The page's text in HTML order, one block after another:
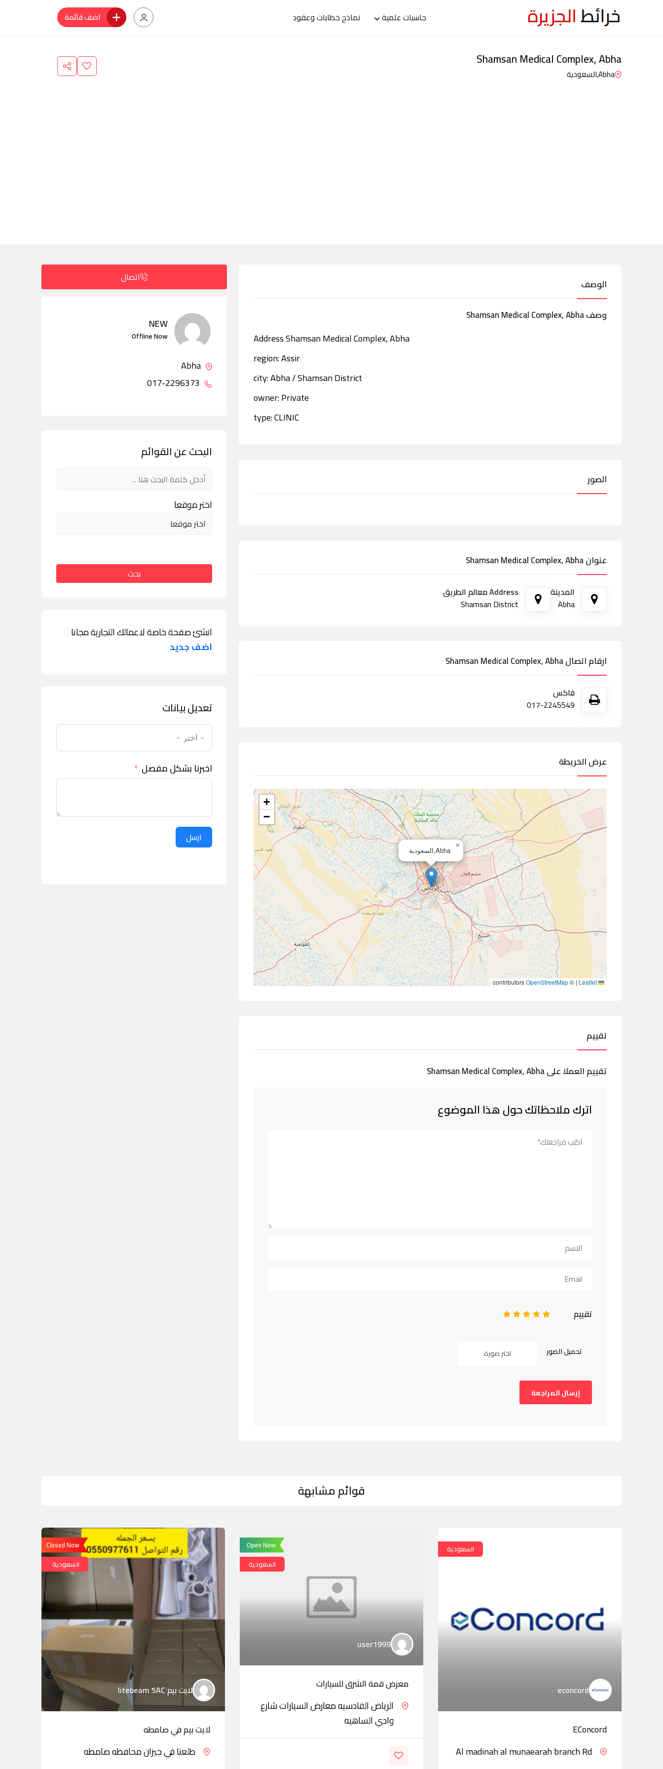
حاسبات علمية نماذج خطابات وعقود اضف قائمة
Shamsan Medical Complex, Abha
Abha,السعودية
الوصف
وصف Shamsan Medical Complex, Abha
Address Shamsan Medical Complex, Abha
region: Assir
city: Abha / Shamsan District
owner: Private
type: CLINIC
الصور
عنوان Shamsan Medical Complex, Abha
المدينة
Abha
Address معالم الطريق
Shamsan District
ارقام اتصال Shamsan Medical Complex, Abha
فاكس
017-2245549
عرض الخريطة
Abha,السعودية
×
+
−
|
©
OpenStreetMap
تقييم
تقييم العملا على Shamsan Medical Complex, Abha
اترك ملاحظاتك حول هذا الموضوع
تقييم 5
4
3
2
تحميل الصور اختر صورة
اتصال
NEW
Offline Now
البحث عن القوائم
اختر موقعا
بحث
انشئ صفحة خاصة لاعمالك التجارية مجانا
اضف جديد
تعديل بيانات
اخبرنا بشكل مفصل
ارسل
قوائم مشابهة
السعودية
econcord
EConcord
Al madinah al munaearah branch Rd
Open Now
السعودية
user1999
معرض قمة الشرق للسيارات
الرياض القادسيه معارض السيارات شارع
وادي الساهيه
Closed Now
السعودية
لايت بيم litebeam 5AC
لايت بيم في صامطه
طلعنا في جيزان محافظه صامطه